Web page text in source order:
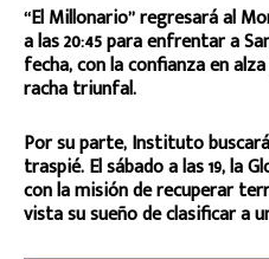
“El Millonario” regresará al
a las 20:45 para enfrentar a
fecha, con la confianza en
racha triunfal.
Por su parte, Instituto
traspié. El sábado a las 19, la
con la misión de recuperar
vista su sueño de clasificar a